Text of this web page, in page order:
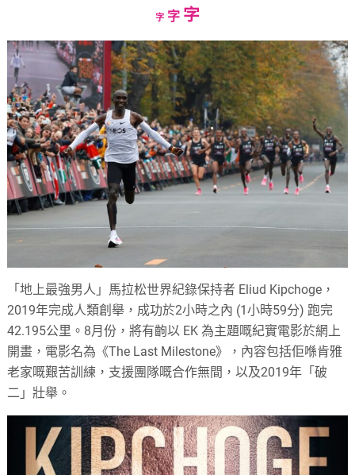
字Decrease
size.
字Reset
size.
字Increase
size.
「地上最強男人」馬拉松世界紀錄保持者 Eliud Kipchoge，
2019年完成人類創舉，成功於2小時之內 (1小時59分) 跑完
42.195公里。8月份，將有齣以 EK 為主題嘅紀實電影於網上
開畫，電影名為《The Last Milestone》，內容包括佢喺肯雅
老家嘅艱苦訓練，支援團隊嘅合作無間，以及2019年「破
二」壯舉。